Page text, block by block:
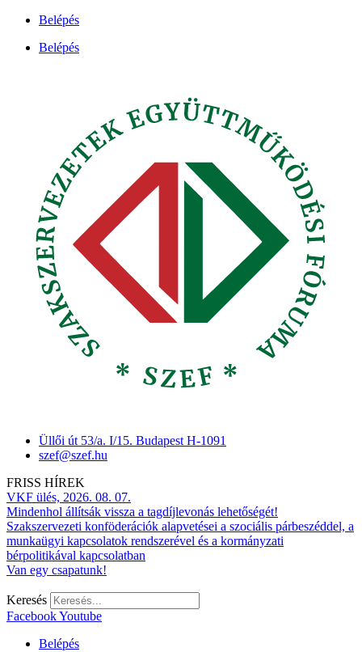
Ugrás
tartalomhoz
Belépés
Belépés
Üllői út 53/a. I/15. Budapest H-1091
szef@szef.hu
FRISS HÍREK
VKF ülés, 2026. 08. 07.
Mindenhol állítsák vissza a tagdíjlevonás lehetőségét!
Szakszervezeti konföderációk alapvetései a szociális párbeszéddel, a
munkaügyi kapcsolatok rendszerével és a kormányzati
bérpolitikával kapcsolatban
Van egy csapatunk!
Keresés
FacebookYoutube
Belépés